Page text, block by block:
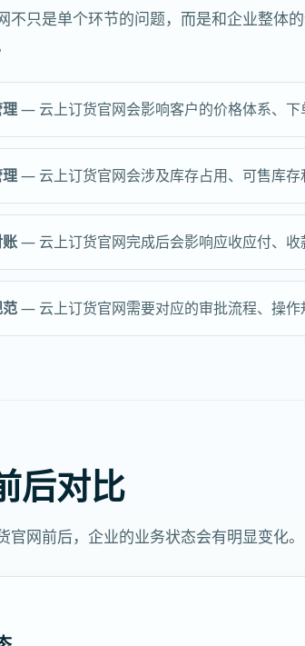
不只是单个环节的问题，而是和企业整体
— 云上订货官网会影响客户的价格体系、下
— 云上订货官网会涉及库存占用、可售库存
— 云上订货官网完成后会影响应收应付、收
— 云上订货官网需要对应的审批流程、操作
后对比
官网前后，企业的业务状态会有明显变化